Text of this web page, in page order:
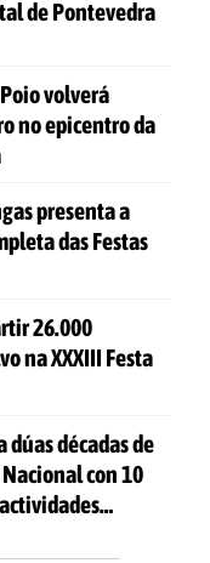
de Pontevedra
volverá
no epicentro da
presenta a
das Festas
26.000
na XXXIII Festa
dúas décadas de
con 10